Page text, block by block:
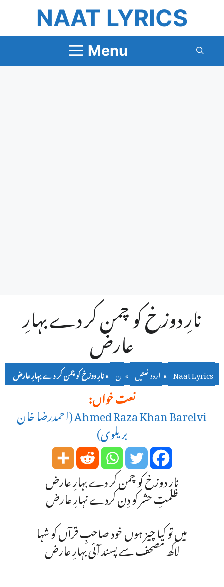
content
NAAT LYRICS
Menu
نارِ دوزخ کو چمن کر دے بہارِ
عارض
Naat Lyrics
»اردو نعتیں » ن »نارِ دوزخ کو چمن کر دے بہارِ عارض
نعت خواں:
Ahmed Raza Khan Barelvi (احمدرضا خان
بریلوی)
نارِ دوزخ کو چمن کر دے بہارِ عارض
ظلمتِ حشر کو دِن کردے نہارِ عارض
میں تو کیا چیز ہوں خود صاحبِ قرآں کو شہا
لاکھ مصحف سے پسند آئی بہارِ عارض